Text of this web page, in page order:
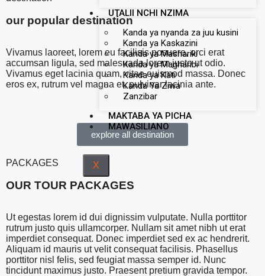
UTALII NCHI NZIMA
Kanda ya nyanda za juu kusini
Kanda ya Kaskazini
Kanda ya Mashariki
Kanda ya Magharibi
Kanda ya Kati
Kanda Ya Ziwa
Zanzibar
MAKTABA YA PICHA
MAWASILIANO
X
our popular destination
Vivamus laoreet, lorem eu facilisis posuere, orci erat
accumsan ligula, sed malesuada lorem justo ut odio.
Vivamus eget lacinia quam, vitae euismod massa. Donec
eros ex, rutrum vel magna et, pulvinar lacinia ante.
explore all destination
PACKAGES
OUR TOUR PACKAGES
Ut egestas lorem id dui dignissim vulputate. Nulla porttitor
rutrum justo quis ullamcorper. Nullam sit amet nibh ut erat
imperdiet consequat. Donec imperdiet sed ex ac hendrerit.
Aliquam id mauris ut velit consequat facilisis. Phasellus
porttitor nisl felis, sed feugiat massa semper id. Nunc
tincidunt maximus justo. Praesent pretium gravida tempor.